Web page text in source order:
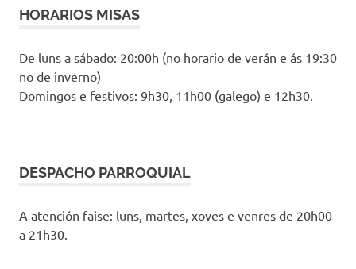
HORARIOS MISAS
De luns a sábado: 20:00h (no horario de verán e ás 19:30
no de inverno)
Domingos e festivos: 9h30, 11h00 (galego) e 12h30.
DESPACHO PARROQUIAL
A atención faise: luns, martes, xoves e venres de 20h00
a 21h30.